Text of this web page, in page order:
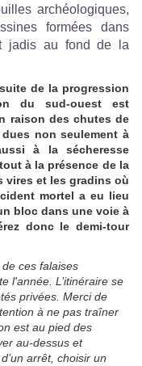
archéologiques,
formées dans
jadis au fond de la
de la progression
du sud-ouest est
raison des chutes de
non seulement à
à la sécheresse
à la présence de la
vires et les gradins où
mortel a eu lieu
bloc dans une voie à
donc le demi-tour
ces falaises
l'année. L’itinéraire se
privées. Merci de
à ne pas traîner
est au pied des
au-dessus et
arrêt, choisir un